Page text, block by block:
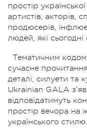
простір
артистів, акторів,
продюсерів,
людей, які
Тематичним
сучасне
деталі, силуети та
Ukrainian GALA
відповідатимуть
простір вечора на
українського стилю.